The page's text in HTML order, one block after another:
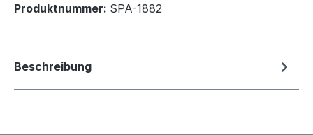
Produktnummer: SPA-1882
Beschreibung